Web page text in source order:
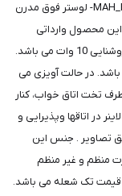
لوستر جدید، لوکس و فوق مدرن آویزی کد MAH_F_100_10- لوستر فوق مدرن
محصول وارداتی
است. ابعاد این لوستر قطر 16 سانتیمتر بوده و دارای روشنایی 10 وات می باشد.
در حالت آویزی می
تخت اتاق خواب، کنار
در اتاقها وپذیرایی و
تصاویر . جنس این
منظم و غیر منظم
قیمت تک شعله می باشد.